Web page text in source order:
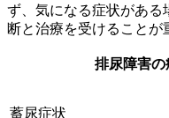
ず、気になる症状がある
断と治療を受けることが
排尿障害の
蓄尿症状